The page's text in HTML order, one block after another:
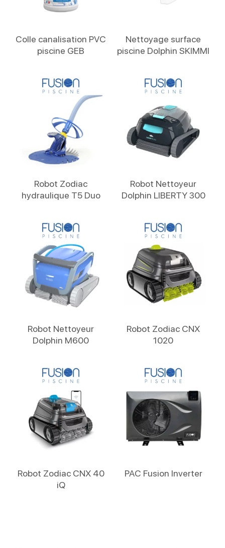
Colle canalisation PVC
piscine GEB
Nettoyage surface
piscine Dolphin SKIMMI
Robot Zodiac
hydraulique T5 Duo
Robot Nettoyeur
Dolphin LIBERTY 300
Robot Nettoyeur
Dolphin M600
Robot Zodiac CNX
1020
Robot Zodiac CNX 40
iQ
PAC Fusion Inverter